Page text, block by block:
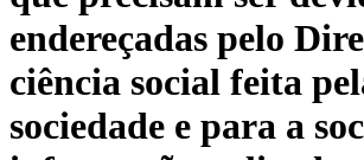
endereçadas pelo
ciência social feita
sociedade e para a